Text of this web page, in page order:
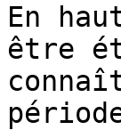
En
être